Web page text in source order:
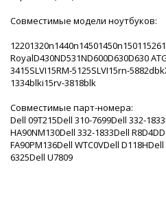
Совместимые модели ноутбуков:
RoyalD430ND531ND600D630D630
3415SLVI15RM-5125SLVI15rn-
1334blki15rv-3818blk
Совместимые парт-номера:
Dell 09T215Dell 310-7699Dell 332-
HA90NM130Dell 332-1833Dell
FA90PM136Dell WTC0VDell
6325Dell U7809